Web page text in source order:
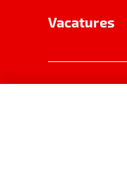
Vacatures